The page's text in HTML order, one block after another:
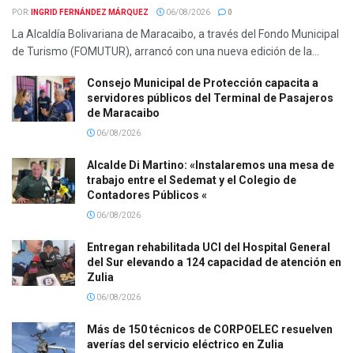
POR: INGRID FERNÁNDEZ MÁRQUEZ 06/08/2026 0
La Alcaldía Bolivariana de Maracaibo, a través del Fondo Municipal
de Turismo (FOMUTUR), arrancó con una nueva edición de la...
Consejo Municipal de Protección capacita a
servidores públicos del Terminal de Pasajeros
de Maracaibo
06/08/2026
Alcalde Di Martino: «Instalaremos una mesa de
trabajo entre el Sedemat y el Colegio de
Contadores Públicos «
06/08/2026
Entregan rehabilitada UCI del Hospital General
del Sur elevando a 124 capacidad de atención en
Zulia
06/08/2026
Más de 150 técnicos de CORPOELEC resuelven
averías del servicio eléctrico en Zulia